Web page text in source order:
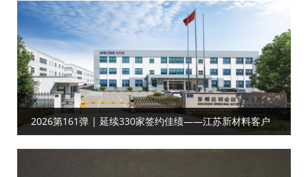
2026第161弹 | 延续330家签约佳绩——江苏新材料‌‌‌‌客户
达成工厂目视化合作